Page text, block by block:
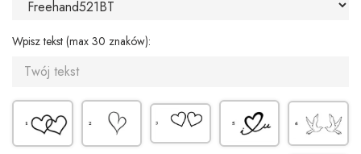
Wpisz tekst (max 30 znaków):